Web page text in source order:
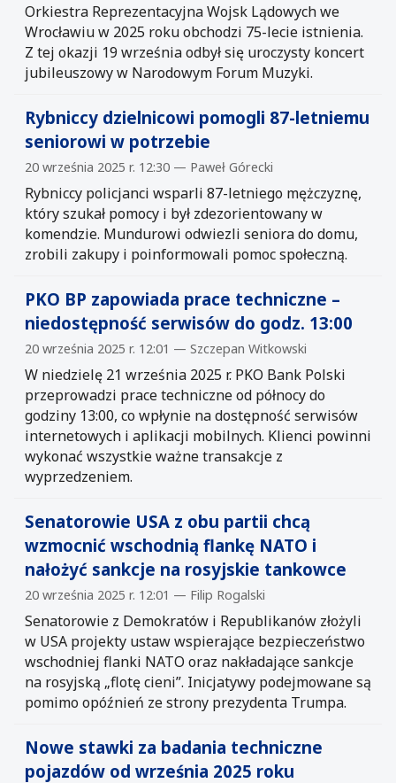
Orkiestra Reprezentacyjna Wojsk Lądowych we
Wrocławiu w 2025 roku obchodzi 75-lecie istnienia.
Z tej okazji 19 września odbył się uroczysty koncert
jubileuszowy w Narodowym Forum Muzyki.
Rybniccy dzielnicowi pomogli 87-letniemu
seniorowi w potrzebie
20 września 2025 r. 12:30 — Paweł Górecki
Rybniccy policjanci wsparli 87-letniego mężczyznę,
który szukał pomocy i był zdezorientowany w
komendzie. Mundurowi odwiezli seniora do domu,
zrobili zakupy i poinformowali pomoc społeczną.
PKO BP zapowiada prace techniczne –
niedostępność serwisów do godz. 13:00
20 września 2025 r. 12:01 — Szczepan Witkowski
W niedzielę 21 września 2025 r. PKO Bank Polski
przeprowadzi prace techniczne od północy do
godziny 13:00, co wpłynie na dostępność serwisów
internetowych i aplikacji mobilnych. Klienci powinni
wykonać wszystkie ważne transakcje z
wyprzedzeniem.
Senatorowie USA z obu partii chcą
wzmocnić wschodnią flankę NATO i
nałożyć sankcje na rosyjskie tankowce
20 września 2025 r. 12:01 — Filip Rogalski
Senatorowie z Demokratów i Republikanów złożyli
w USA projekty ustaw wspierające bezpieczeństwo
wschodniej flanki NATO oraz nakładające sankcje
na rosyjską „flotę cieni”. Inicjatywy podejmowane są
pomimo opóźnień ze strony prezydenta Trumpa.
Nowe stawki za badania techniczne
pojazdów od września 2025 roku